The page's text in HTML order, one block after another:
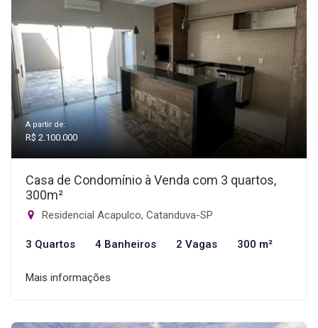
A partir de:
R$ 2.100.000
Casa de Condomínio à Venda com 3 quartos,
300m²
Residencial Acapulco, Catanduva-SP
3 Quartos 4 Banheiros 2 Vagas 300 m²
Mais informações